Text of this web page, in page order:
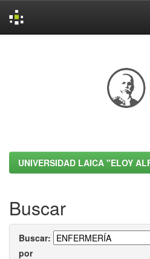
UNIVERSIDAD LAICA "ELOY
Buscar
Buscar:
por